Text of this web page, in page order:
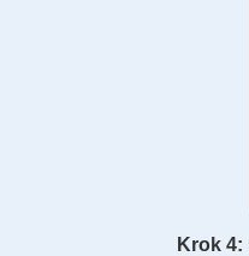
Krok 4: